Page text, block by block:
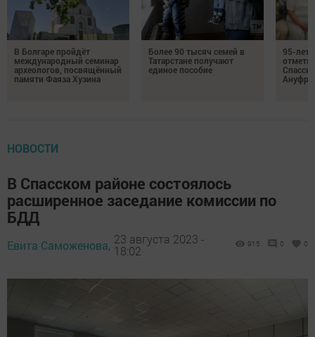
В Болгаре пройдёт
международный семинар
археологов, посвящённый
памяти Фаяза Хузина
Более 90 тысяч семей в
Татарстане получают
единое пособие
95-
НОВОСТИ
В Спасском районе состоялось
расширенное заседание комиссии по
БДД
Евита Саможенова, 23 августа 2023 -
18:02
915 0 0